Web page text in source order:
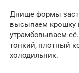
Днище формы
высыпаем крошку
утрамбовываем
тонкий, плотный
холодильник.